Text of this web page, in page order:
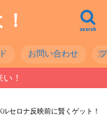
search
お問い合わせ
！
セロナ反映前に賢くゲット！